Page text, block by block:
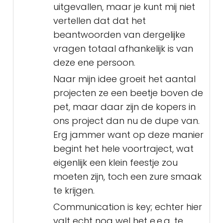
uitgevallen, maar je kunt mij niet
vertellen dat dat het
beantwoorden van dergelijke
vragen totaal afhankelijk is van
deze ene persoon.
Naar mijn idee groeit het aantal
projecten ze een beetje boven de
pet, maar daar zijn de kopers in
ons project dan nu de dupe van.
Erg jammer want op deze manier
begint het hele voortraject, wat
eigenlijk een klein feestje zou
moeten zijn, toch een zure smaak
te krijgen.
Communication is key; echter hier